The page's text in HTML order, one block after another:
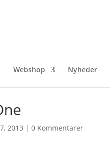
Webshop Nyheder
2013 |0 Kommentarer